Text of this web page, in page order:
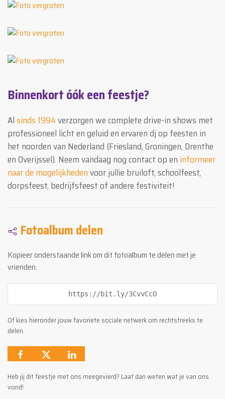
Binnenkort óók een feestje?
Alsinds 1994verzorgen we complete drive-in shows met
professioneel licht en geluid en ervaren dj op feesten in
het noorden van Nederland (Friesland, Groningen, Drenthe
en Overijssel). Neem vandaag nog contact op en informeer
naar de mogelijkhedenvoor jullie bruiloft, schoolfeest,
dorpsfeest, bedrijfsfeest of andere festiviteit!
Fotoalbum delen
Kopieer onderstaande link om dit fotoalbum te delen met je
vrienden.
https://bit.ly/3CvvCcO
Of kies hieronder jouw favoriete sociale netwerk om rechtstreeks te
delen.
Heb jij dit feestje met ons meegevierd? Laat dan weten wat je van ons
vond!